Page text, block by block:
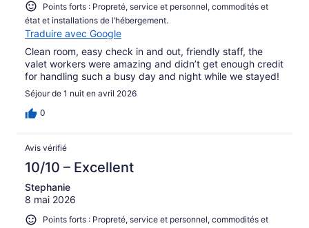
Points forts : Propreté, service et personnel, commodités et
état et installations de l’hébergement.
Traduire avec Google
Clean room, easy check in and out, friendly staff, the
valet workers were amazing and didn’t get enough credit
for handling such a busy day and night while we stayed!
Séjour de 1 nuit en avril 2026
0
Avis vérifié
10/10 – Excellent
Stephanie
8 mai 2026
Points forts : Propreté, service et personnel, commodités et